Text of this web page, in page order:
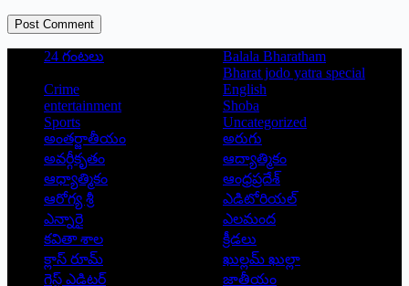
Post Comment
24 గంటలు
Balala Bharatham
Bharat jodo yatra special
Crime
English
entertainment
Shoba
Sports
Uncategorized
అంతర్జాతీయం
అరుగు
అవర్గీకృతం
ఆద్యాత్మికం
ఆధ్యాత్మికం
ఆంధ్రప్రదేశ్
ఆరోగ్య శ్రీ
ఎడిటోరియల్
ఎన్నారై
ఎలమంద
కవితా శాల
క్రీడలు
క్లాస్ రూమ్
ఖుల్లమ్ ఖుల్లా
గెస్ట్ ఎడిటర్
జాతీయం